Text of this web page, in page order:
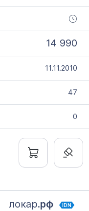
14 990
11.11.2010
47
0
локар.рф IDN